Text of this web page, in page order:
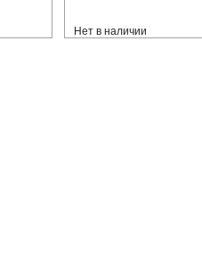
Нет в наличии